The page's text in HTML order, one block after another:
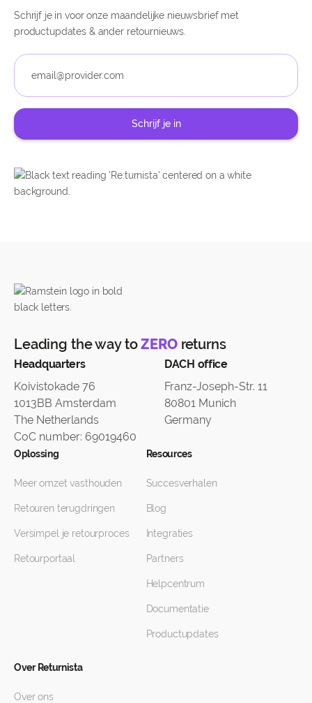
Schrijf je in voor onze maandelijke nieuwsbrief met
productupdates & ander retournieuws.
Leading the way toZEROreturns
Headquarters
Koivistokade 76
1013BB Amsterdam
The Netherlands
CoC number: 69019460
DACH office
Franz-Joseph-Str. 11
80801 Munich
Germany
Oplossing
Meer omzet vasthouden
Retouren terugdringen
Versimpel je retourproces
Retourportaal
Resources
Succesverhalen
Blog
Integraties
Partners
Helpcentrum
Documentatie
Productupdates
Over Returnista
Over ons